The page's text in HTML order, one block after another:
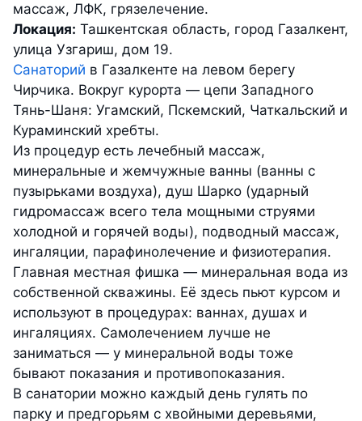
массаж, ЛФК, грязелечение.
Локация: Ташкентская область, город Газалкент,
улица Узгариш, дом 19.
Санаторий в Газалкенте на левом берегу
Чирчика. Вокруг курорта — цепи Западного
Тянь-Шаня: Угамский, Пскемский, Чаткальский и
Кураминский хребты.
Из процедур есть лечебный массаж,
минеральные и жемчужные ванны (ванны с
пузырьками воздуха), душ Шарко (ударный
гидромассаж всего тела мощными струями
холодной и горячей воды), подводный массаж,
ингаляции, парафинолечение и физиотерапия.
Главная местная фишка — минеральная вода из
собственной скважины. Её здесь пьют курсом и
используют в процедурах: ваннах, душах и
ингаляциях. Самолечением лучше не
заниматься — у минеральной воды тоже
бывают показания и противопоказания.
В санатории можно каждый день гулять по
парку и предгорьям с хвойными деревьями,